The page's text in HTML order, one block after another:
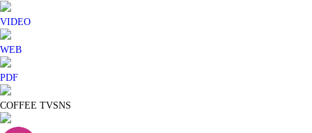
VIDEO
WEB
PDF
COFFEE TVSNS